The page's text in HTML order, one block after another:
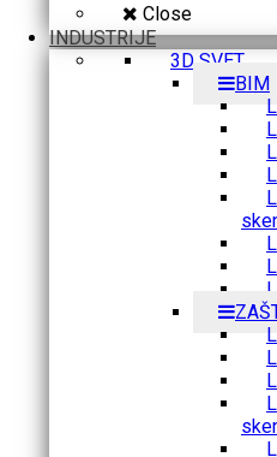
Close
INDUSTRIJE
3D SVET
BIM